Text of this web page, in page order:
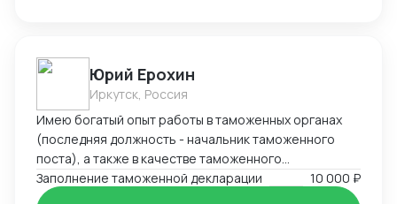
Юрий Ерохин
Иркутск, Россия
Имею богатый опыт работы в таможенных органах
(последняя должность - начальник таможенного
поста), а также в качестве таможенного
представителя. Два высших образования -
таможенное дело и юриспруденция.
Заполнение таможенной декларации 10 000 ₽